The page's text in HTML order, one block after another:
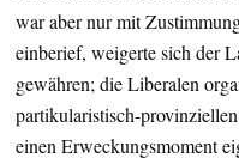
war aber nur mit
einberief, weigerte sich der
gewähren; die Liberalen
partikularistisch-
einen Erweckungsmoment